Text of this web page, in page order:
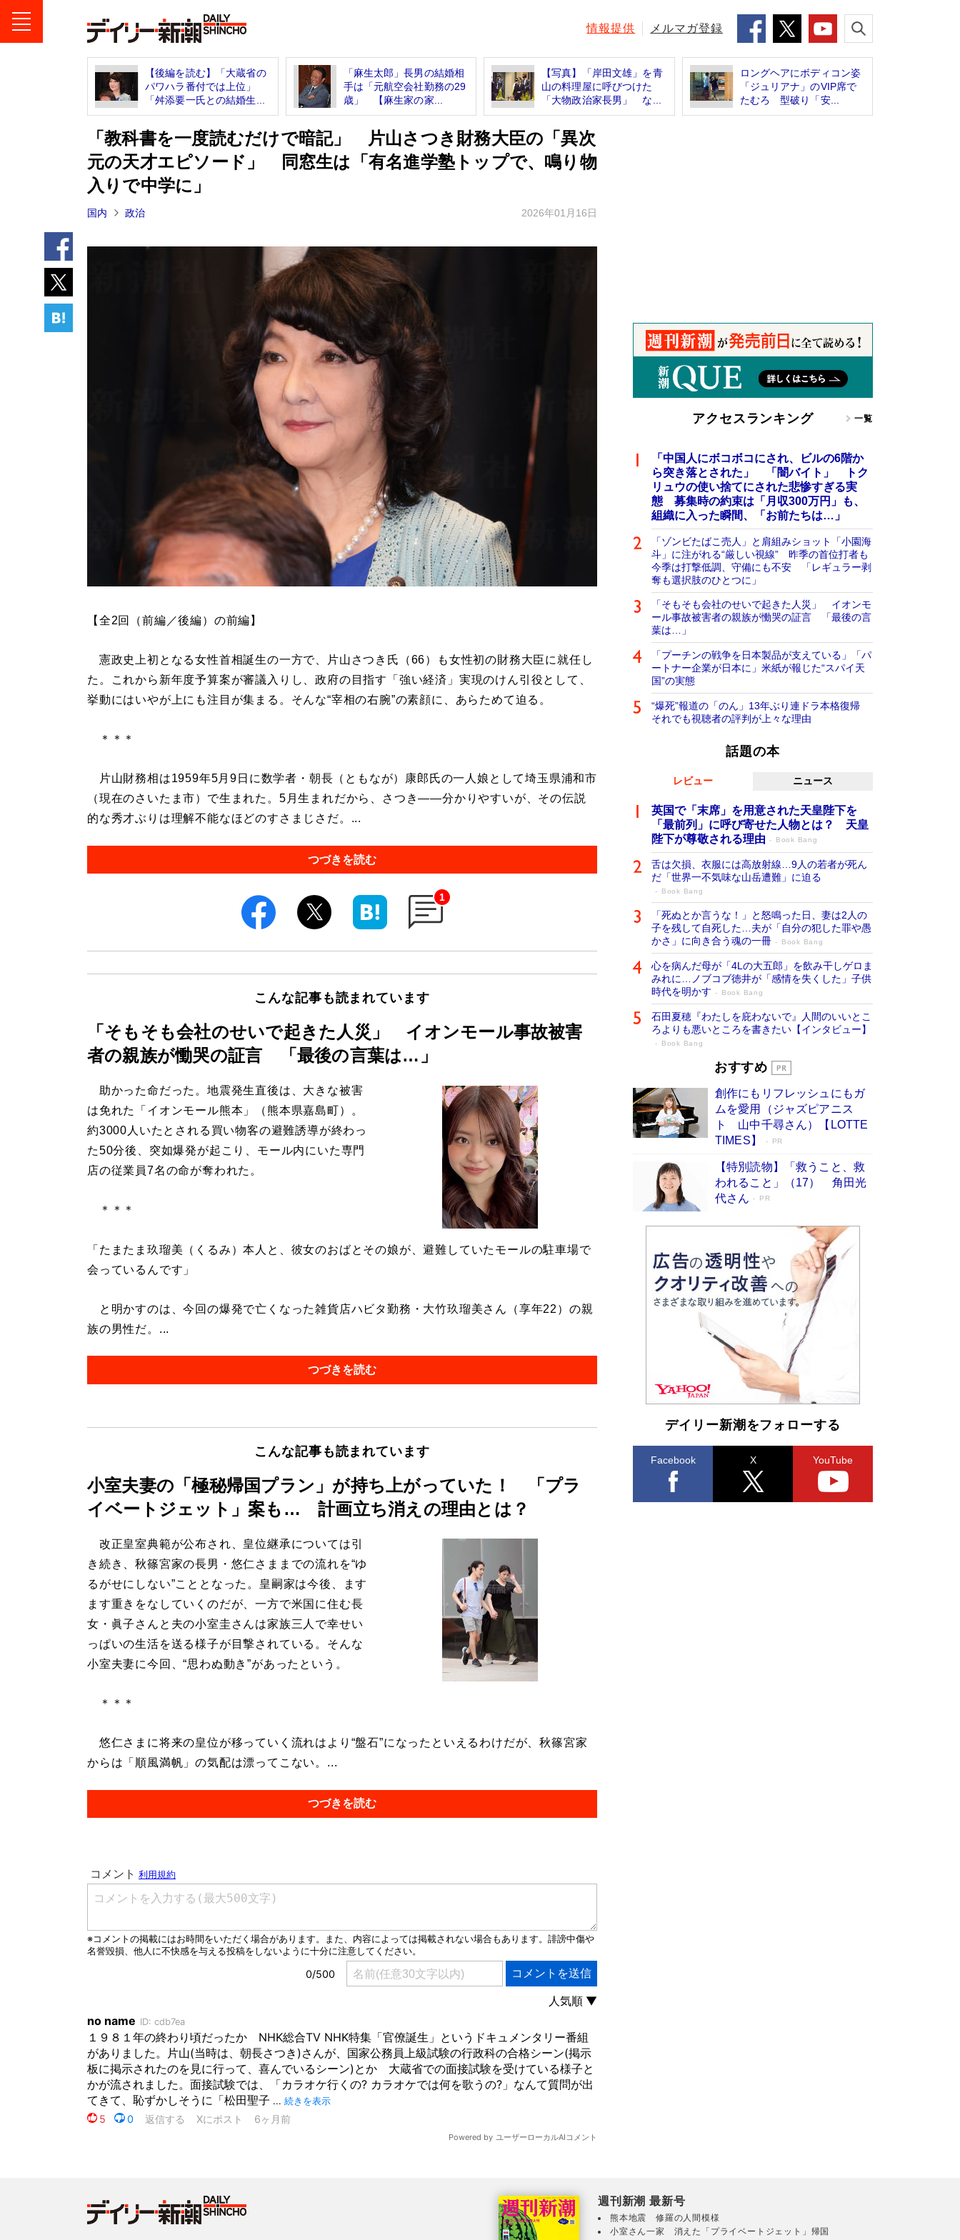
情報提供 メルマガ登録
【後編を読む】「大蔵省の
パワハラ番付では上位」
「舛添要一氏との結婚生...
「麻生太郎」長男の結婚相
手は「元航空会社勤務の29
歳」 【麻生家の家...
【写真】「岸田文雄」を青
山の料理屋に呼びつけた
「大物政治家長男」 な...
ロングヘアにボディコン姿
「ジュリアナ」のVIP席で
たむろ 型破り「安...
「教科書を一度読むだけで暗記」 片山さつき財務大臣の「異次
元の天才エピソード」 同窓生は「有名進学塾トップで、鳴り物
入りで中学に」
国内 政治 2026年01月16日
【全2回（前編／後編）の前編】
憲政史上初となる女性首相誕生の一方で、片山さつき氏（66）も女性初の財務大臣に就任し
た。これから新年度予算案が審議入りし、政府の目指す「強い経済」実現のけん引役として、
挙動にはいやが上にも注目が集まる。そんな“宰相の右腕”の素顔に、あらためて迫る。
＊＊＊
片山財務相は1959年5月9日に数学者・朝長（ともなが）康郎氏の一人娘として埼玉県浦和市
（現在のさいたま市）で生まれた。5月生まれだから、さつき――分かりやすいが、その伝説
的な秀才ぶりは理解不能なほどのすさまじさだ。...
つづきを読む
1
こんな記事も読まれています
「そもそも会社のせいで起きた人災」 イオンモール事故被害
者の親族が慟哭の証言 「最後の言葉は…」
助かった命だった。地震発生直後は、大きな被害
は免れた「イオンモール熊本」（熊本県嘉島町）。
約3000人いたとされる買い物客の避難誘導が終わっ
た50分後、突如爆発が起こり、モール内にいた専門
店の従業員7名の命が奪われた。
＊＊＊
「たまたま玖瑠美（くるみ）本人と、彼女のおばとその娘が、避難していたモールの駐車場で
会っているんです」
と明かすのは、今回の爆発で亡くなった雑貨店ハビタ勤務・大竹玖瑠美さん（享年22）の親
族の男性だ。...
つづきを読む
こんな記事も読まれています
小室夫妻の「極秘帰国プラン」が持ち上がっていた！ 「プラ
イベートジェット」案も… 計画立ち消えの理由とは？
改正皇室典範が公布され、皇位継承については引
き続き、秋篠宮家の長男・悠仁さままでの流れを“ゆ
るがせにしない”こととなった。皇嗣家は今後、ます
ます重きをなしていくのだが、一方で米国に住む長
女・眞子さんと夫の小室圭さんは家族三人で幸せい
っぱいの生活を送る様子が目撃されている。そんな
小室夫妻に今回、“思わぬ動き”があったという。
＊＊＊
悠仁さまに将来の皇位が移っていく流れはより“盤石”になったといえるわけだが、秋篠宮家
からは「順風満帆」の気配は漂ってこない。...
つづきを読む
アクセスランキング 一覧
「中国人にボコボコにされ、ビルの6階か
ら突き落とされた」 「闇バイト」 トク
リュウの使い捨てにされた悲惨すぎる実
態 募集時の約束は「月収300万円」も、
組織に入った瞬間、「お前たちは…」
「ゾンビたばこ売人」と肩組みショット「小園海
斗」に注がれる“厳しい視線” 昨季の首位打者も
今季は打撃低調、守備にも不安 「レギュラー剥
奪も選択肢のひとつに」
「そもそも会社のせいで起きた人災」 イオンモ
ール事故被害者の親族が慟哭の証言 「最後の言
葉は…」
「プーチンの戦争を日本製品が支えている」「パ
ートナー企業が日本に」米紙が報じた“スパイ天
国”の実態
“爆死”報道の「のん」13年ぶり連ドラ本格復帰
それでも視聴者の評判が上々な理由
話題の本
レビュー ニュース
英国で「末席」を用意された天皇陛下を
「最前列」に呼び寄せた人物とは？ 天皇
陛下が尊敬される理由
Book Bang
舌は欠損、衣服には高放射線…9人の若者が死ん
だ「世界一不気味な山岳遭難」に迫る
Book Bang
「死ぬとか言うな！」と怒鳴った日、妻は2人の
子を残して自死した…夫が「自分の犯した罪や愚
かさ」に向き合う魂の一冊
Book Bang
心を病んだ母が「4Lの大五郎」を飲み干しゲロま
みれに…ノブコブ徳井が「感情を失くした」子供
時代を明かす
Book Bang
石田夏穂『わたしを庇わないで』人間のいいとこ
ろよりも悪いところを書きたい【インタビュー】
Book Bang
「叱って伸びるやつは、褒めたらもっと伸
た“人を育てるコツ”…芸への考え方を明か
す
Book Bang
「『火垂るの墓』は、大嘘である」原作者が抱き
続けた“自責の念”とは…「自己憐憫は描きたくな
い」監督が徹底的にこだわったこと（後編） #
戦争の記憶
Book Bang
美輪明宏 晩年の回答を集めた『ほほえんで生き
るための人生相談』がランクイン［エンターテイ
メントベストセラー］
Book Bang
「宇宙兄弟」最終46巻がベストセラー1位 宇宙
開発への関心を押し上げた18年の物語に幕 特装
版には「宇宙で描かれたマンガ」も収録
Book Bang
「不意に涙が出そうに…」高嶋政伸が明かし
た“13歳の娘を暴行する役”への葛藤 インティマ
シーコーディネーターに支えられたNHK『大奥』
Book Bang
おすすめ
創作にもリフレッシュにもガ
ムを愛用（ジャズピアニス
ト 山中千尋さん）【LOTTE
TIMES】
PR
【特別読物】「救うこと、救
われること」（17） 角田光
代さん
PR
デイリー新潮をフォローする
Facebook X YouTube
週刊新潮 最新号
熊本地震 修羅の人間模様
小室さん一家 消えた「プライベートジェット」帰国